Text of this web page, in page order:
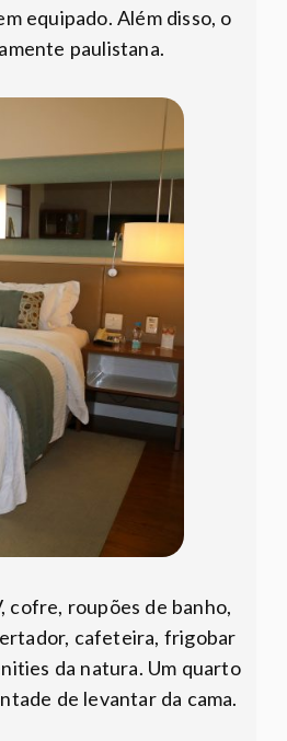
equipado. Além disso, o
paulistana.
cofre, roupões de banho,
cafeteira, frigobar
da natura. Um quarto
de levantar da cama.